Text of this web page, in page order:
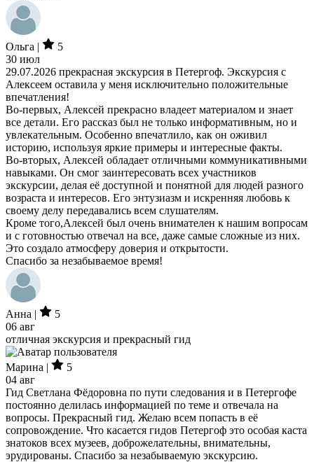
Ольга |
5
30 июл
29.07.2026 прекрасная экскурсия в Петергоф. Экскурсия с
Алексеем оставила у меня исключительно положительные
впечатления!
Во-первых, Алексей прекрасно владеет материалом и знает
все детали. Его рассказ был не только информативным, но и
увлекательным. Особенно впечатлило, как он оживил
историю, используя яркие примеры и интересные факты.
Во-вторых, Алексей обладает отличными коммуникативными
навыками. Он смог заинтересовать всех участников
экскурсии, делая её доступной и понятной для людей разного
возраста и интересов. Его энтузиазм и искренняя любовь к
своему делу передавались всем слушателям.
Кроме того,Алексей был очень внимателен к нашим вопросам
и с готовностью отвечал на все, даже самые сложные из них.
Это создало атмосферу доверия и открытости.
Спасибо за незабываемое время!
Анна |
5
06 авг
отличная экскурсия и прекрасный гид
Марина |
5
04 авг
Гид Светлана Фёдоровна по пути следования и в Петергофе
постоянно делилась информацией по теме и отвечала на
вопросы. Прекрасный гид. Желаю всем попасть в её
сопровождение. Что касается гидов Петергоф это особая каста
знатоков всех музеев, доброжелательны, внимательны,
эрудированы. Спасибо за незабываемую экскурсию.